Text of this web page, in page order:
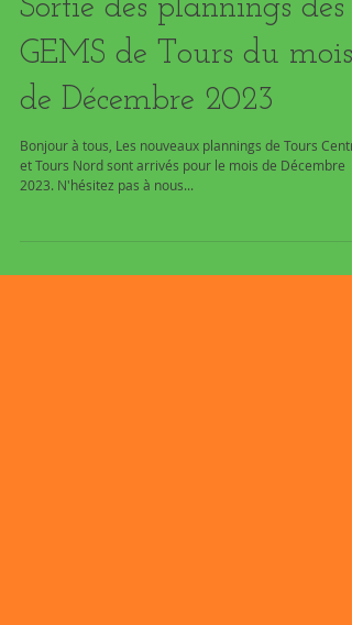
Sortie des plannings des
GEMS de Tours du mois
de Décembre 2023
Bonjour à tous, Les nouveaux plannings de Tours